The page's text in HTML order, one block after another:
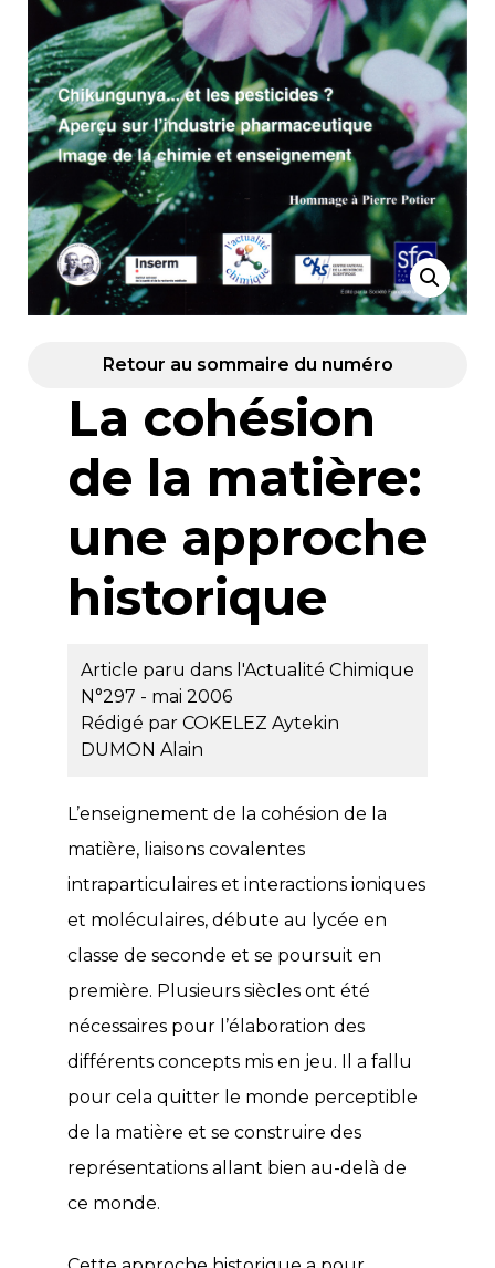
Retour au sommaire du numéro
La cohésion
de la matière:
une approche
historique
Article paru dans l'Actualité Chimique
N°297 - mai 2006
Rédigé par COKELEZ Aytekin
DUMON Alain
L’enseignement de la cohésion de la
matière, liaisons covalentes
intraparticulaires et interactions ioniques
et moléculaires, débute au lycée en
classe de seconde et se poursuit en
première. Plusieurs siècles ont été
nécessaires pour l’élaboration des
différents concepts mis en jeu. Il a fallu
pour cela quitter le monde perceptible
de la matière et se construire des
représentations allant bien au-delà de
ce monde.